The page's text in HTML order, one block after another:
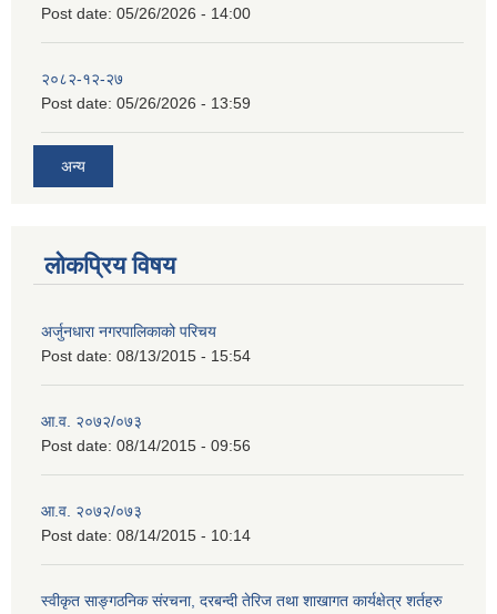
Post date: 05/26/2026 - 14:00
२०८२-१२-२७
Post date: 05/26/2026 - 13:59
अन्य
लोकप्रिय विषय
अर्जुनधारा नगरपालिकाको परिचय
Post date: 08/13/2015 - 15:54
आ.व. २०७२/०७३
Post date: 08/14/2015 - 09:56
आ.व. २०७२/०७३
Post date: 08/14/2015 - 10:14
स्वीकृत साङ्गठनिक संरचना, दरबन्दी तेरिज तथा शाखागत कार्यक्षेत्र शर्तहरु